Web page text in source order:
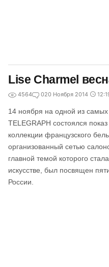
Lise Charmel
4564 020 Ноября 2014
14 ноября на одной из
TELEGRAPH состоялся
коллекции французского
организованный сетью
главной темой которого
искусстве, был посвящен
России.